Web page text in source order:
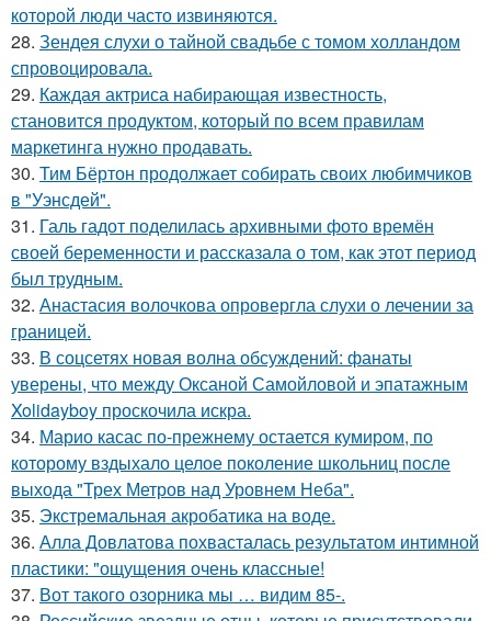
которой люди часто извиняются.
28. Зендея слухи о тайной свадьбе с томом холландом
спровоцировала.
29. Каждая актриса набирающая известность,
становится продуктом, который по всем правилам
маркетинга нужно продавать.
30. Тим Бёртон продолжает собирать своих любимчиков
в "Уэнсдей".
31. Галь гадот поделилась архивными фото времён
своей беременности и рассказала о том, как этот период
был трудным.
32. Анастасия волочкова опровергла слухи о лечении за
границей.
33. В соцсетях новая волна обсуждений: фанаты
уверены, что между Оксаной Самойловой и эпатажным
Xolidayboy проскочила искра.
34. Марио касас по-прежнему остается кумиром, по
которому вздыхало целое поколение школьниц после
выхода "Трех Метров над Уровнем Неба".
35. Экстремальная акробатика на воде.
36. Алла Довлатова похвасталась результатом интимной
пластики: "ощущения очень классные!
37. Вот такого озорника мы … видим 85-.